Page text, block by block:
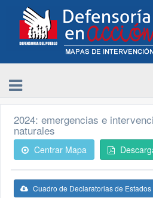
2024: emergencias e
naturales
Centrar Mapa
Cuadro de Declaratorias de